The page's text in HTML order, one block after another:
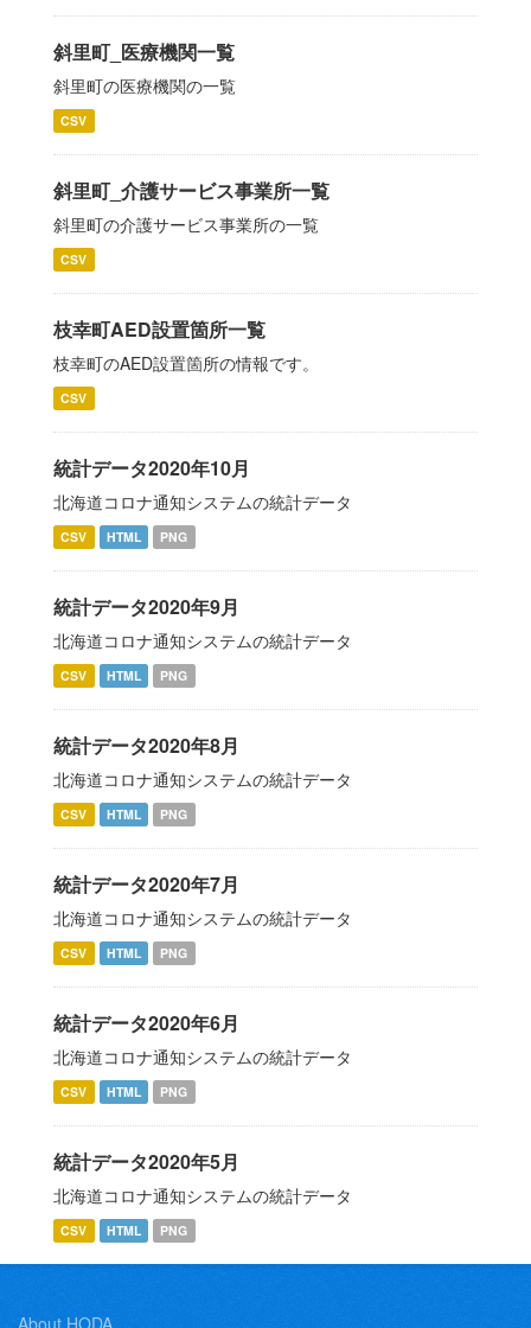
斜里町_医療機関一覧
斜里町の医療機関の一覧
CSV
斜里町_介護サービス事業所一覧
斜里町の介護サービス事業所の一覧
CSV
枝幸町AED設置箇所一覧
枝幸町のAED設置箇所の情報です。
CSV
統計データ2020年10月
北海道コロナ通知システムの統計データ
CSV HTML PNG
統計データ2020年9月
北海道コロナ通知システムの統計データ
CSV HTML PNG
統計データ2020年8月
北海道コロナ通知システムの統計データ
CSV HTML PNG
統計データ2020年7月
北海道コロナ通知システムの統計データ
CSV HTML PNG
統計データ2020年6月
北海道コロナ通知システムの統計データ
CSV HTML PNG
統計データ2020年5月
北海道コロナ通知システムの統計データ
CSV HTML PNG